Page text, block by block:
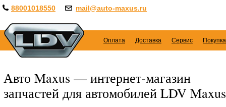
88001018550 mail@auto-maxus.ru
Оплата Доставка Сервис
Авто Maxus — интернет-магазин
запчастей для автомобилей LDV Maxus